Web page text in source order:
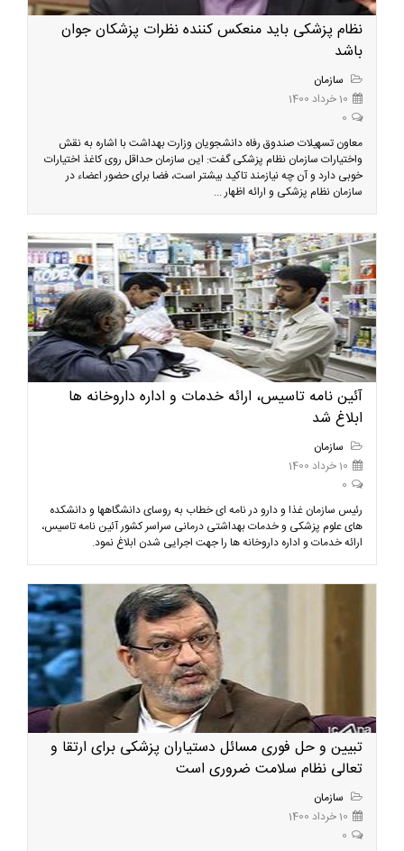
نظام پزشکی باید منعکس کننده نظرات پزشکان جوان
باشد
سازمان
10 خرداد 1400
0
معاون تسهیلات صندوق رفاه دانشجویان وزارت بهداشت با اشاره به نقش
واختیارات سازمان نظام پزشکی گفت: این سازمان حداقل روی کاغذ اختیارات
خوبی دارد و آن چه نیازمند تاکید بیشتر است، فضا برای حضور اعضاء در
سازمان نظام پزشکی و ارائه اظهار ...
آئین نامه تاسیس، ارائه خدمات و اداره داروخانه ها
ابلاغ شد
سازمان
10 خرداد 1400
0
رئیس سازمان غذا و دارو در نامه ای خطاب به روسای دانشگاهها و دانشکده
های علوم پزشکی و خدمات بهداشتی درمانی سراسر کشور آئین نامه تاسیس،
ارائه خدمات و اداره داروخانه ها را جهت اجرایی شدن ابلاغ نمود.
تبیین و حل فورى مسائل دستیاران پزشکی برای ارتقا و
تعالی نظام سلامت ضروری است
سازمان
10 خرداد 1400
0